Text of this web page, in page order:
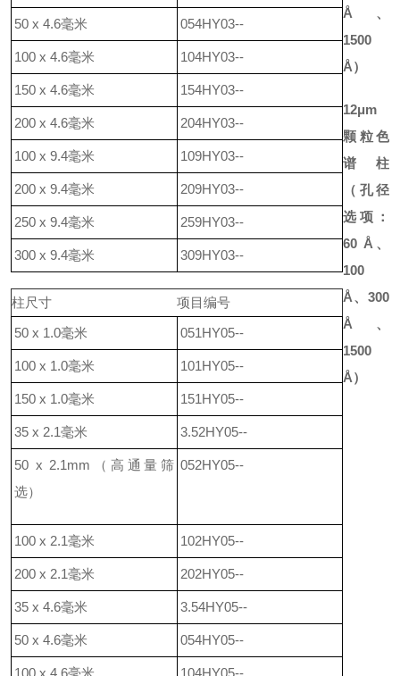
50 x 4.6毫米 054HY03--
100 x 4.6毫米 104HY03--
150 x 4.6毫米 154HY03--
200 x 4.6毫米 204HY03--
100 x 9.4毫米 109HY03--
200 x 9.4毫米 209HY03--
250 x 9.4毫米 259HY03--
300 x 9.4毫米 309HY03--
Å 、
1500
Å）
柱尺寸
项目编号
50 x 1.0毫米
051HY05--
100 x 1.0毫米 101HY05--
150 x 1.0毫米 151HY05--
35 x 2.1毫米 3.52HY05--
50 x 2.1mm （高通量筛
选）
052HY05--
100 x 2.1毫米 102HY05--
200 x 2.1毫米 202HY05--
35 x 4.6毫米 3.54HY05--
50 x 4.6毫米 054HY05--
12μm
颗粒色
谱柱
（ 孔径
选项：
60 Å 、
100
Å、 300
Å 、
1500
Å）